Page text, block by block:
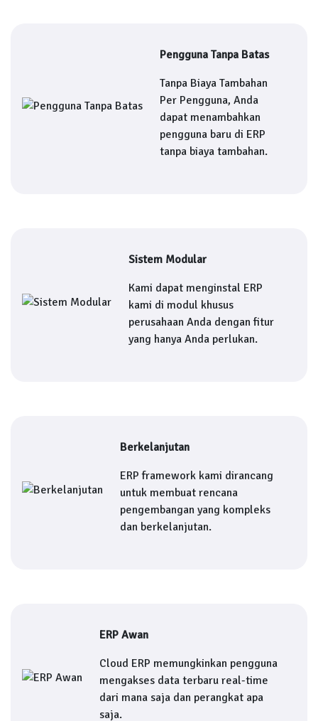
Pengguna Tanpa Batas
Tanpa Biaya Tambahan
Per Pengguna, Anda
dapat menambahkan
pengguna baru di ERP
tanpa biaya tambahan.
Sistem Modular
Kami dapat menginstal ERP
kami di modul khusus
perusahaan Anda dengan fitur
yang hanya Anda perlukan.
Berkelanjutan
ERP framework kami dirancang
untuk membuat rencana
pengembangan yang kompleks
dan berkelanjutan.
ERP Awan
Cloud ERP memungkinkan pengguna
mengakses data terbaru real-time
dari mana saja dan perangkat apa
saja.